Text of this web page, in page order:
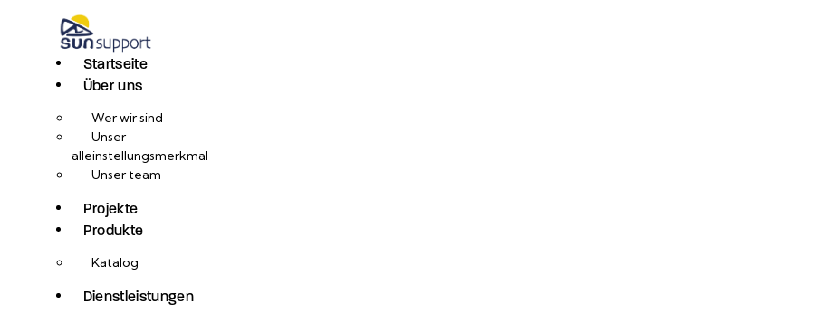
Startseite
Über uns
Wer wir sind
Unser
alleinstellungsmerkmal
Unser team
Projekte
Produkte
Katalog
Dienstleistungen